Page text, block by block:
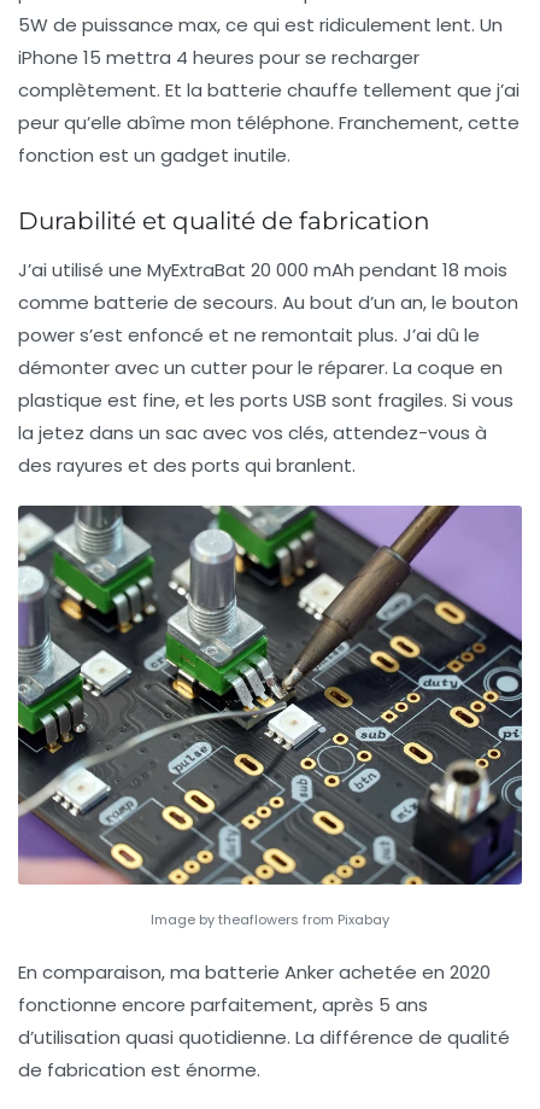
5W de puissance max, ce qui est ridiculement lent. Un
iPhone 15 mettra 4 heures pour se recharger
complètement. Et la batterie chauffe tellement que j’ai
peur qu’elle abîme mon téléphone. Franchement, cette
fonction est un gadget inutile.
Durabilité et qualité de fabrication
J’ai utilisé une MyExtraBat 20 000 mAh pendant 18 mois
comme batterie de secours. Au bout d’un an, le bouton
power s’est enfoncé et ne remontait plus. J’ai dû le
démonter avec un cutter pour le réparer. La coque en
plastique est fine, et les ports USB sont fragiles. Si vous
la jetez dans un sac avec vos clés, attendez-vous à
des rayures et des ports qui branlent.
Image by theaflowers from Pixabay
En comparaison, ma batterie Anker achetée en 2020
fonctionne encore parfaitement, après 5 ans
d’utilisation quasi quotidienne. La différence de qualité
de fabrication est énorme.